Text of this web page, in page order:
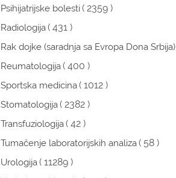
Psihijatrijske bolesti( 2359 )
Radiologija( 431 )
Rak dojke (saradnja sa Evropa Dona Srbija)
Reumatologija( 400 )
Sportska medicina( 1012 )
Stomatologija( 2382 )
Transfuziologija( 42 )
Tumačenje laboratorijskih analiza( 58 )
Urologija( 11289 )